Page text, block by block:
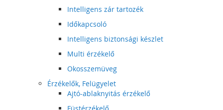
Intelligens zár tartozék
Időkapcsoló
Intelligens biztonsági készlet
Multi érzékelő
Okosszemüveg
Érzékelők, Felügyelet
Ajtó-ablaknyitás érzékelő